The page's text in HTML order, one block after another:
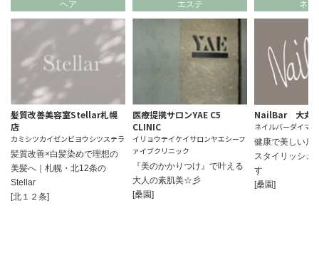
ヘア
髪質改善美容室Stellar札幌
店
カミシツカイゼンビヨウシツステラ
髪質改善×白髪染めで理想の
美髪へ｜札幌・北12条の
Stellar
[北１２条]
エステ
医療提携サロンYAE C5
CLINIC
イリョウテイケイサロンヤエシーフ
ァイブクリニック
『美のかかりつけ』で叶える
大人の素肌美☆彡
[桑園]
ネイ
NailBar 大丸
ネイルバーダイマ
健康で美しい爪
スタイリッシュ
す
[桑園]